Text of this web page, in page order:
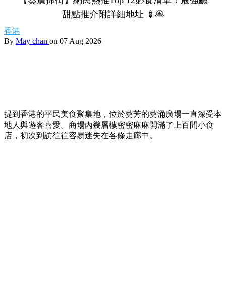
甜點推介附詳細地址 🍢🥞
香港
By May chan on 07 Aug 2026
提到香港的平民美食聚集地，位於葵芳的葵涌廣場一直深受本
地人與遊客喜愛。商場內幾層樓密密麻麻開滿了上百間小食
店，初次到訪往往容易迷失在各條走廊中。